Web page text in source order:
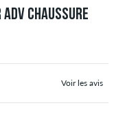
CHAUSSURE
Voir les avis